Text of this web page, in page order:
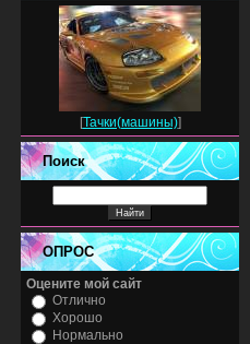
[Тачки(машины)]
Поиск
ОПРОС
Оцените мой сайт
Отлично
Хорошо
Нормально